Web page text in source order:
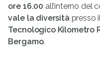
ore 16.00 all’interno del
vale la diversità presso
Tecnologico Kilometro
Bergamo.